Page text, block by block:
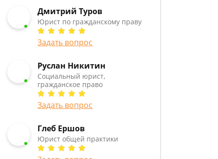
Дмитрий Туров
Юрист по гражданскому праву
Задать вопрос
Руслан Никитин
Социальный юрист,
гражданское право
Задать вопрос
Глеб Ершов
Юрист общей практики